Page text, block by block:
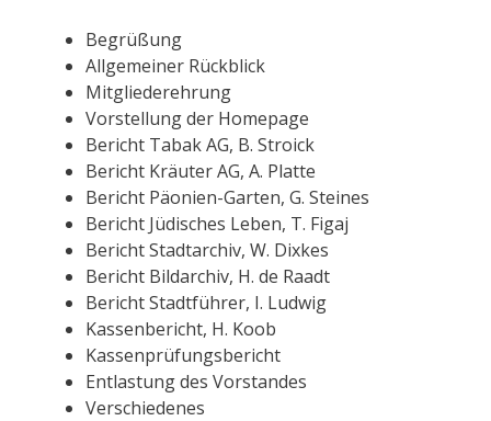
Begrüßung
Allgemeiner Rückblick
Mitgliederehrung
Vorstellung der Homepage
Bericht Tabak AG, B. Stroick
Bericht Kräuter AG, A. Platte
Bericht Päonien-Garten, G. Steines
Bericht Jüdisches Leben, T. Figaj
Bericht Stadtarchiv, W. Dixkes
Bericht Bildarchiv, H. de Raadt
Bericht Stadtführer, I. Ludwig
Kassenbericht, H. Koob
Kassenprüfungsbericht
Entlastung des Vorstandes
Verschiedenes